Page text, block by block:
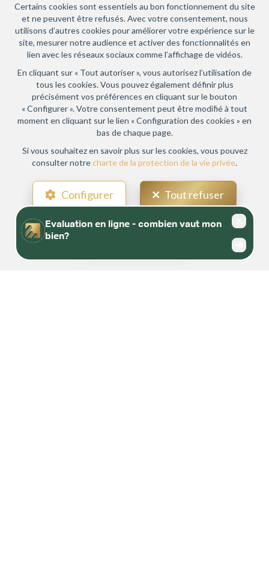
Certains cookies sont essentiels au bon fonctionnement du site
et ne peuvent être refusés. Avec votre consentement, nous
utilisons d’autres cookies pour améliorer votre expérience sur le
site, mesurer notre audience et activer des fonctionnalités en
lien avec les réseaux sociaux comme l’affichage de vidéos.
En cliquant sur « Tout autoriser », vous autorisez l’utilisation de
tous les cookies. Vous pouvez également définir plus
précisément vos préférences en cliquant sur le bouton
« Configurer ». Votre consentement peut être modifié à tout
moment en cliquant sur le lien « Configuration des cookies » en
bas de chaque page.
Si vous souhaitez en savoir plus sur les cookies, vous pouvez
consulter notrecharte de la protection de la vie privée.
Configurer Tout refuser